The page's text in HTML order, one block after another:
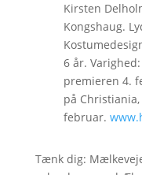
Kirsten
Kongshaug.
6 år.
premieren 4.
på
februar.
Tænk dig: